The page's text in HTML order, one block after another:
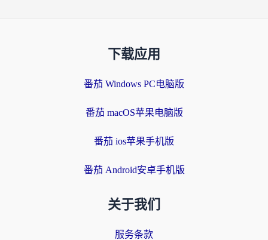
下载应用
番茄 Windows PC电脑版
番茄 macOS苹果电脑版
番茄 ios苹果手机版
番茄 Android安卓手机版
关于我们
服务条款